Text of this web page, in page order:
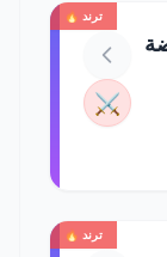
ترند 🔥
⚔️
ترند 🔥